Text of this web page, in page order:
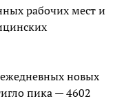
рабочих мест и
новых
пика — 4602